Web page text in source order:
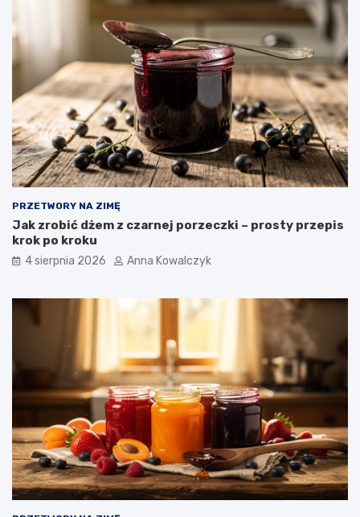
PRZETWORY NA ZIMĘ
Jak zrobić dżem z czarnej porzeczki – prosty przepis
krok po kroku
4 sierpnia 2026 Anna Kowalczyk